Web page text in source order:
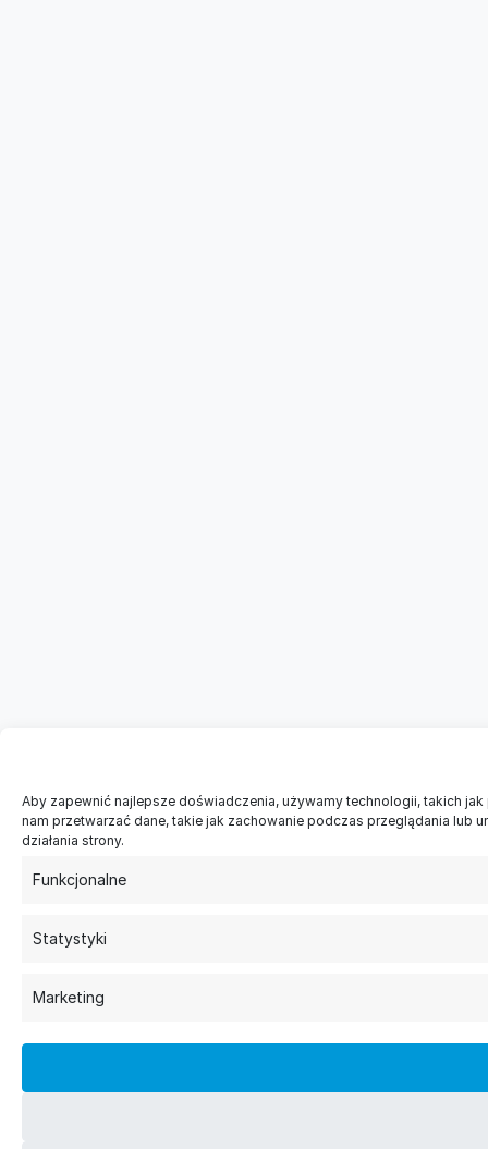
Aby zapewnić najlepsze doświadczenia, używamy technologii, takich
nam przetwarzać dane, takie jak zachowanie podczas przeglądania lub
działania strony.
Funkcjonalne
Statystyki
Marketing